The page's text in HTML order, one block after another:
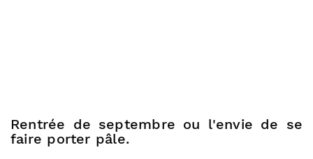
Rentrée de septembre ou l'envie de se
faire porter pâle.